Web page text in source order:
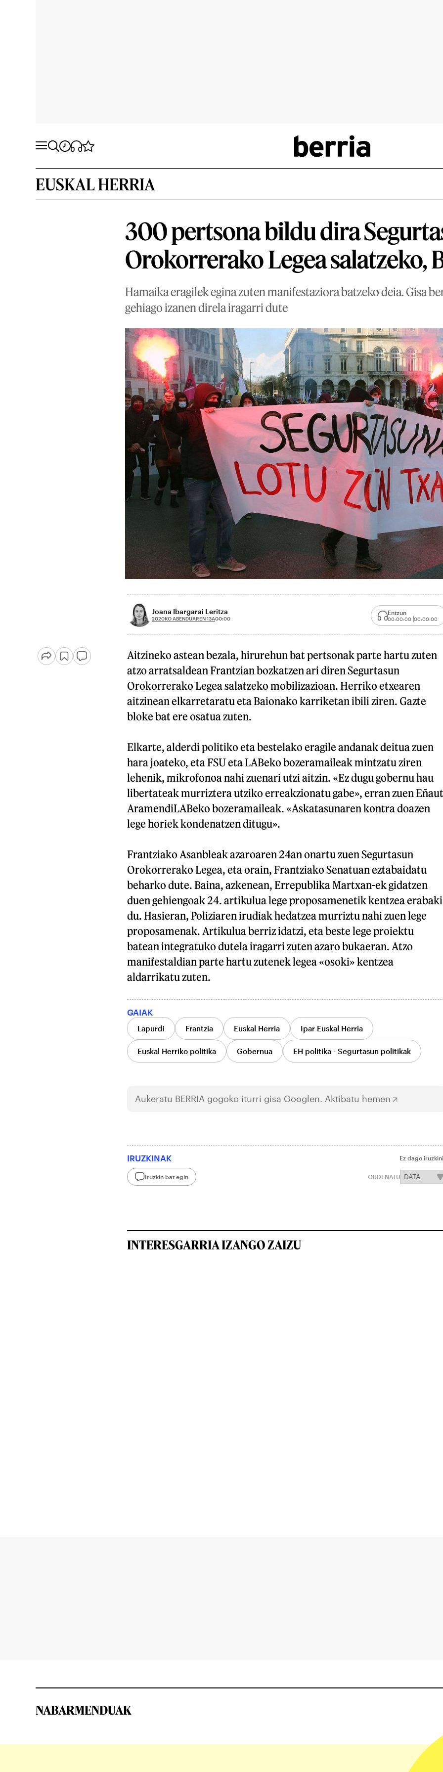
EUSKAL HERRIA
300 pertsona bildu dira
Orokorrerako Legea salatzeko,
Hamaika eragilek egina zuten manifestaziora batzeko deia. Gisa
gehiago izanen direla iragarri dute
Joana Ibargarai Leritza
2020KO ABENDUAREN 13A00:00
Entzun
00:00:00 00:00:00
Aitzineko astean bezala, hirurehun bat pertsonak parte hartu zuten
atzo arratsaldean Frantzian bozkatzen ari diren Segurtasun
Orokorrerako Legea salatzeko mobilizazioan. Herriko etxearen
aitzinean elkarretaratu eta Baionako karriketan ibili ziren. Gazte
bloke bat ere osatua zuten.
Elkarte, alderdi politiko eta bestelako eragile andanak deitua zuen
hara joateko, eta FSU eta LABeko bozeramaileak mintzatu ziren
lehenik, mikrofonoa nahi zuenari utzi aitzin. «Ez dugu gobernu hau
libertateak murriztera utziko erreakzionatu gabe», erran zuen Eñaut
AramendiLABeko bozeramaileak. «Askatasunaren kontra doazen
lege horiek kondenatzen ditugu».
Frantziako Asanbleak azaroaren 24an onartu zuen Segurtasun
Orokorrerako Legea, eta orain, Frantziako Senatuan eztabaidatu
beharko dute. Baina, azkenean, Errepublika Martxan-ek gidatzen
duen gehiengoak 24. artikulua lege proposamenetik kentzea erabaki
du. Hasieran, Poliziaren irudiak hedatzea murriztu nahi zuen lege
proposamenak. Artikulua berriz idatzi, eta beste lege proiektu
batean integratuko dutela iragarri zuten azaro bukaeran. Atzo
manifestaldian parte hartu zutenek legea «osoki» kentzea
aldarrikatu zuten.
GAIAK
Lapurdi Frantzia Euskal Herria Ipar Euskal Herria
Euskal Herriko politika Gobernua EH politika - Segurtasun politikak
Aukeratu BERRIA gogoko iturri gisa Googlen. Aktibatu hemen
IRUZKINAK Ez dago
Iruzkin bat egin ORDENATU
INTERESGARRIA IZANGO ZAIZU
NABARMENDUAK